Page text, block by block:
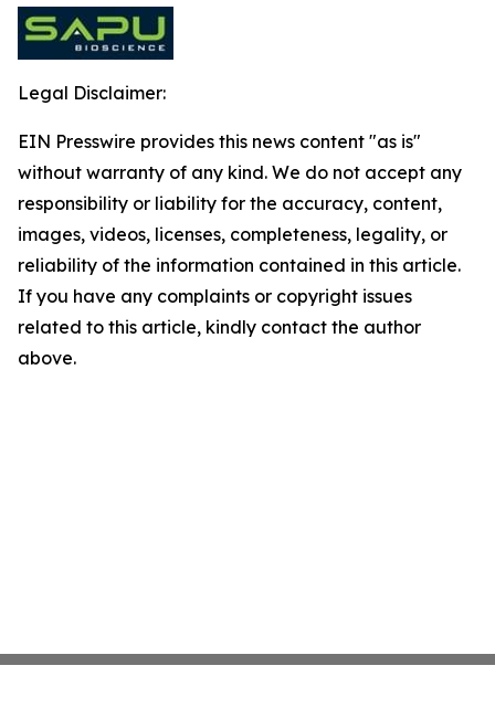
Legal Disclaimer:
EIN Presswire provides this news content "as is"
without warranty of any kind. We do not accept any
responsibility or liability for the accuracy, content,
images, videos, licenses, completeness, legality, or
reliability of the information contained in this article.
If you have any complaints or copyright issues
related to this article, kindly contact the author
above.